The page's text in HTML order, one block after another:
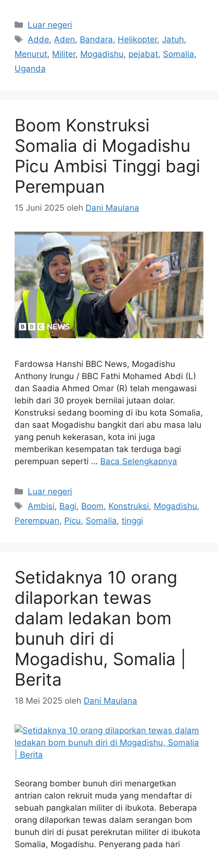
Kategori
Luar negeri
Tag
Adde, Aden, Bandara, Helikopter,Jatuh,
Menurut, Militer, Mogadishu, pejabat, Somalia,
Uganda
Boom Konstruksi
Somalia di Mogadishu
Picu Ambisi Tinggi bagi
Perempuan
15 Juni 2025 oleh Dani Maulana
Fardowsa Hanshi BBC News, Mogadishu
Anthony Irungu / BBC Fathi Mohamed Abdi (L)
dan Saadia Ahmed Omar (R) telah mengawasi
lebih dari 30 proyek bernilai jutaan dolar.
Konstruksi sedang booming di ibu kota Somalia,
dan saat Mogadishu bangkit dari abu masa lalu
yang penuh kekerasan, kota ini juga
memberikan kesempatan tak terduga bagi
perempuan seperti … Baca Selengkapnya
Kategori
Luar negeri
Tag
Ambisi, Bagi, Boom, Konstruksi, Mogadishu,
Perempuan, Picu, Somalia, tinggi
Setidaknya 10 orang
dilaporkan tewas
dalam ledakan bom
bunuh diri di
Mogadishu, Somalia |
Berita
18 Mei 2025 oleh Dani Maulana
Seorang bomber bunuh diri menargetkan
antrian calon rekruit muda yang mendaftar di
sebuah pangkalan militer di ibukota. Beberapa
orang dilaporkan tewas dalam serangan bom
bunuh diri di pusat perekrutan militer di ibukota
Somalia, Mogadishu. Penyerang pada hari